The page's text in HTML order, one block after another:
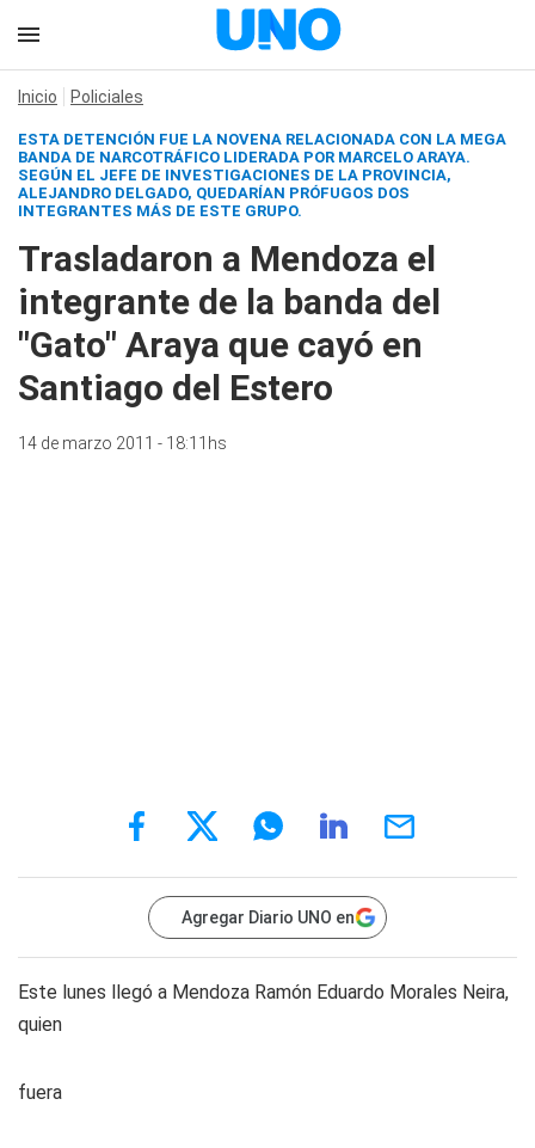
Inicio Policiales
ESTA DETENCIÓN FUE LA NOVENA RELACIONADA CON LA MEGA
BANDA DE NARCOTRÁFICO LIDERADA POR MARCELO ARAYA.
SEGÚN EL JEFE DE INVESTIGACIONES DE LA PROVINCIA,
ALEJANDRO DELGADO, QUEDARÍAN PRÓFUGOS DOS
INTEGRANTES MÁS DE ESTE GRUPO.
Trasladaron a Mendoza el
integrante de la banda del
"Gato" Araya que cayó en
Santiago del Estero
14 de marzo 2011 - 18:11hs
Agregar Diario UNO en
Este lunes llegó a Mendoza Ramón Eduardo Morales Neira,
quien
fuera